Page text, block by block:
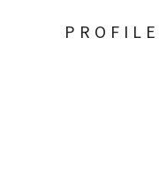
PROFILE